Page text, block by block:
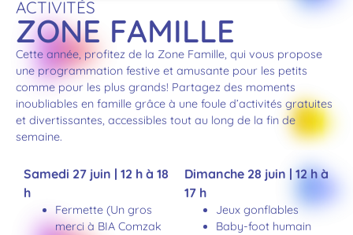
ACTIVITÉS
ZONE FAMILLE
Cette année, profitez de la Zone Famille, qui vous propose
une programmation festive et amusante pour les petits
comme pour les plus grands! Partagez des moments
inoubliables en famille grâce à une foule d’activités gratuites
et divertissantes, accessibles tout au long de la fin de
semaine.
Samedi 27 juin | 12 h à 18
h
Fermette (Un gros
merci à BIA Comzak
Dimanche 28 juin | 12 h à
17 h
Jeux gonflables
Baby-foot humain